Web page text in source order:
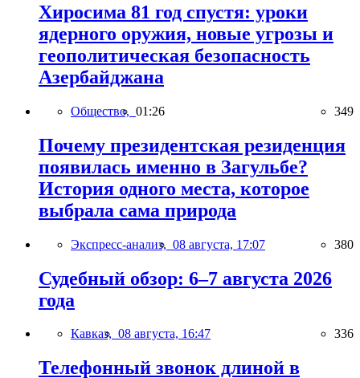
Хиросима 81 год спустя: уроки
ядерного оружия, новые угрозы и
геополитическая безопасность
Азербайджана
Общество, 01:26 349
Почему президентская резиденция
появилась именно в Загульбе?
История одного места, которое
выбрала сама природа
Экспресс-анализ, 08 августа, 17:07 380
Судебный обзор: 6–7 августа 2026
года
Кавказ, 08 августа, 16:47 336
Телефонный звонок длиной в